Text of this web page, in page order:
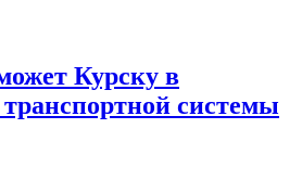
Курску в
транспортной системы